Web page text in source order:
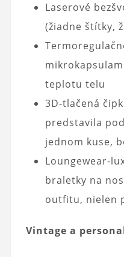
Laserové
(žiadne štítky,
teplotu telu
3D-tlačená
predstavila
jednom kuse,
Loungewear-
braletky na
outfitu, nielen
Vintage a